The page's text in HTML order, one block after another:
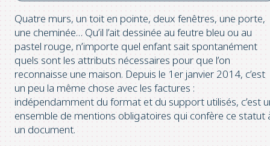
Quatre murs, un toit en pointe, deux fenêtres, une porte,
une cheminée… Qu’il l’ait dessinée au feutre bleu ou au
pastel rouge, n’importe quel enfant sait spontanément
quels sont les attributs nécessaires pour que l’on
reconnaisse une maison. Depuis le 1er janvier 2014, c’est
un peu la même chose avec les factures :
indépendamment du format et du support utilisés, c’est
ensemble de mentions obligatoires qui confère ce statut
un document.